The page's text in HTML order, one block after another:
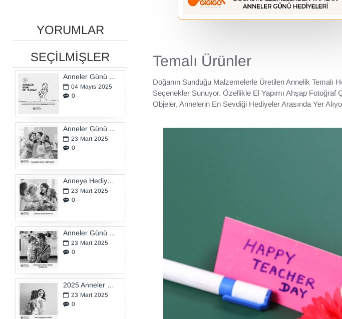
YORUMLAR
SEÇİLMİŞLER
Anneler Günü Ne Zaman?
04 Mayıs 2025
0
Anneler Günü Hediyeleri
23 Mart 2025
0
Anneye Hediye Fikirleri
23 Mart 2025
0
Anneler Günü Hediye Önerileri
23 Mart 2025
0
2025 Anneler Günü Hediyeleri
23 Mart 2025
0
Temalı Ürünler
Doğanın Sunduğu Malzemelerle Üretilen Annelik
Seçenekler Sunuyor. Özellikle El Yapımı Ahşap Fotoğraf
Objeler, Annelerin En Sevdiği Hediyeler Arasında Yer